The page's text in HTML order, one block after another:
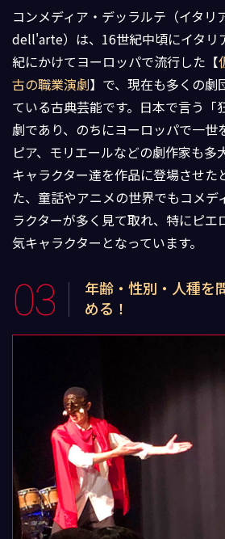
コンメディア・デッラルテ（イタ
dell'arte）は、16世紀中頃にイタリ
紀にかけてヨーロッパで流行した【
古の職業演劇】で、現在も多くの劇
ている古典芸能です。日本で言う「
劇であり、のちにヨーロッパで一世
ピア、モリエールなどの劇作家も多
キャラクター達を作品に登場させた
た、童話やアニメの世界でもコメデ
ラクターが多く見て取れ、特にピエ
気キャラクターとなっています。
03
年齢・性別・人種を
める！